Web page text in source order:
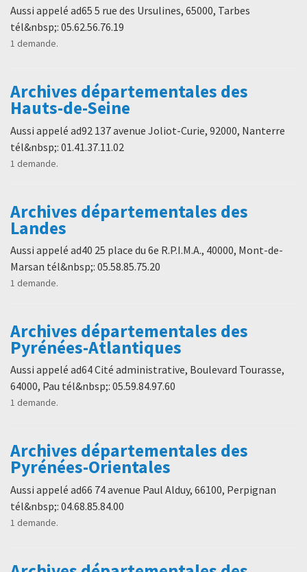
Aussi appelé ad65 5 rue des Ursulines, 65000, Tarbes
tél&nbsp;: 05.62.56.76.19
1 demande.
Archives départementales des
Hauts-de-Seine
Aussi appelé ad92 137 avenue Joliot-Curie, 92000, Nanterre
tél&nbsp;: 01.41.37.11.02
1 demande.
Archives départementales des
Landes
Aussi appelé ad40 25 place du 6e R.P.I.M.A., 40000, Mont-de-
Marsan tél&nbsp;: 05.58.85.75.20
1 demande.
Archives départementales des
Pyrénées-Atlantiques
Aussi appelé ad64 Cité administrative, Boulevard Tourasse,
64000, Pau tél&nbsp;: 05.59.84.97.60
1 demande.
Archives départementales des
Pyrénées-Orientales
Aussi appelé ad66 74 avenue Paul Alduy, 66100, Perpignan
tél&nbsp;: 04.68.85.84.00
1 demande.